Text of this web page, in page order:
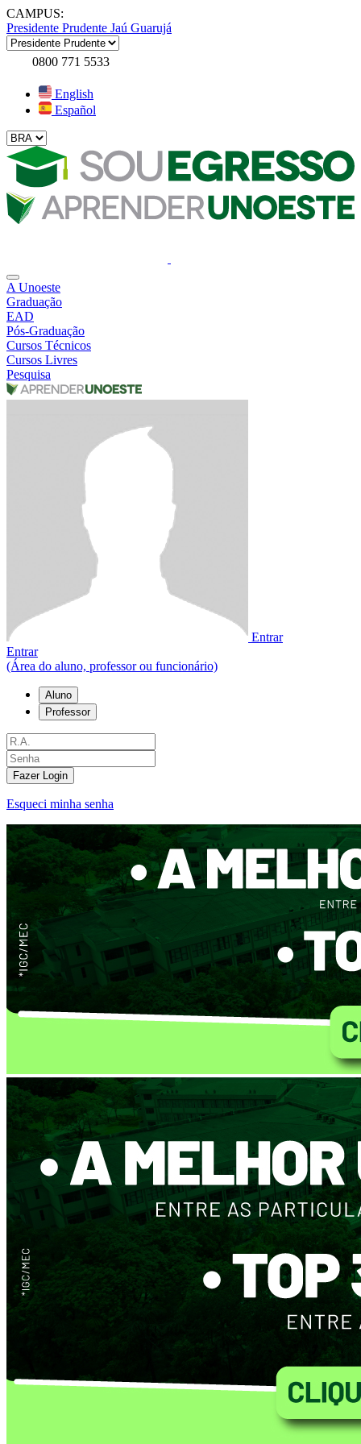
CAMPUS:
Presidente Prudente Jaú Guarujá
0800 771 5533
English
Español
A Unoeste
Graduação
EAD
Pós-Graduação
Cursos Técnicos
Cursos Livres
Pesquisa
Entrar
Entrar
(Área do aluno, professor ou funcionário)
Aluno
Professor
Fazer Login
Esqueci minha senha